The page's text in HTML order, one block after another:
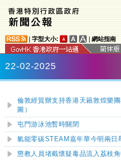
字型大小: 網站指南
22-02-2025
倫敦經貿辦支持香港天籟敦煌樂
圖）
屯門游泳池暫時關閉
氫能零碳STEAM嘉年華今明兩日
懲教人員堵截懷疑毒品流入荔枝